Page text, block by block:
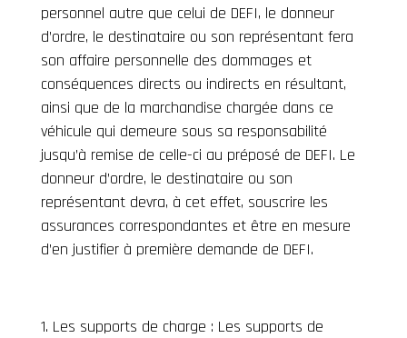
personnel autre que celui de DEFI, le donneur
d’ordre, le destinataire ou son représentant fera
son affaire personnelle des dommages et
conséquences directs ou indirects en résultant,
ainsi que de la marchandise chargée dans ce
véhicule qui demeure sous sa responsabilité
jusqu’à remise de celle-ci au préposé de DEFI. Le
donneur d’ordre, le destinataire ou son
représentant devra, à cet effet, souscrire les
assurances correspondantes et être en mesure
d’en justifier à première demande de DEFI.
Les supports de charge : Les supports de